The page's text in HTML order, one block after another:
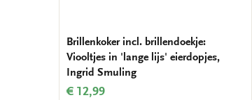
Brillenkoker incl. brillendoekje:
Viooltjes in 'lange lijs' eierdopjes,
Ingrid Smuling
€ 12,99